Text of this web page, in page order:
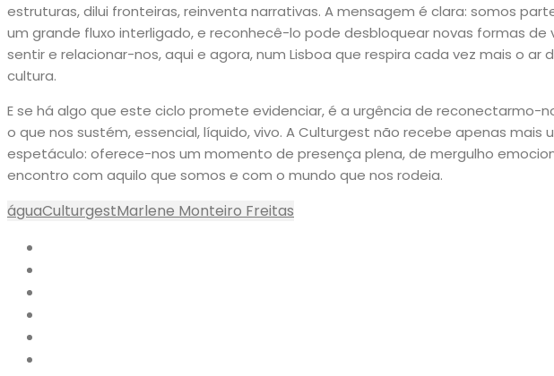
estruturas, dilui fronteiras, reinventa narrativas. A mensagem é clara: somos
um grande fluxo interligado, e reconhecê-lo pode desbloquear novas formas de
sentir e relacionar-nos, aqui e agora, num Lisboa que respira cada vez mais o ar
cultura.
E se há algo que este ciclo promete evidenciar, é a urgência de reconectarmo-
o que nos sustém, essencial, líquido, vivo. A Culturgest não recebe apenas mais
espetáculo: oferece-nos um momento de presença plena, de mergulho
encontro com aquilo que somos e com o mundo que nos rodeia.
águaCulturgestMarlene Monteiro Freitas